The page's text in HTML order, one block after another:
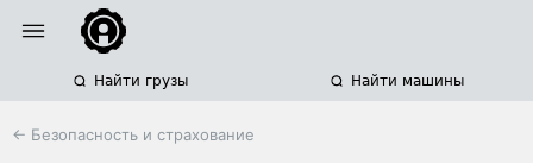
Найти грузы Найти машины
← Безопасность и страхование